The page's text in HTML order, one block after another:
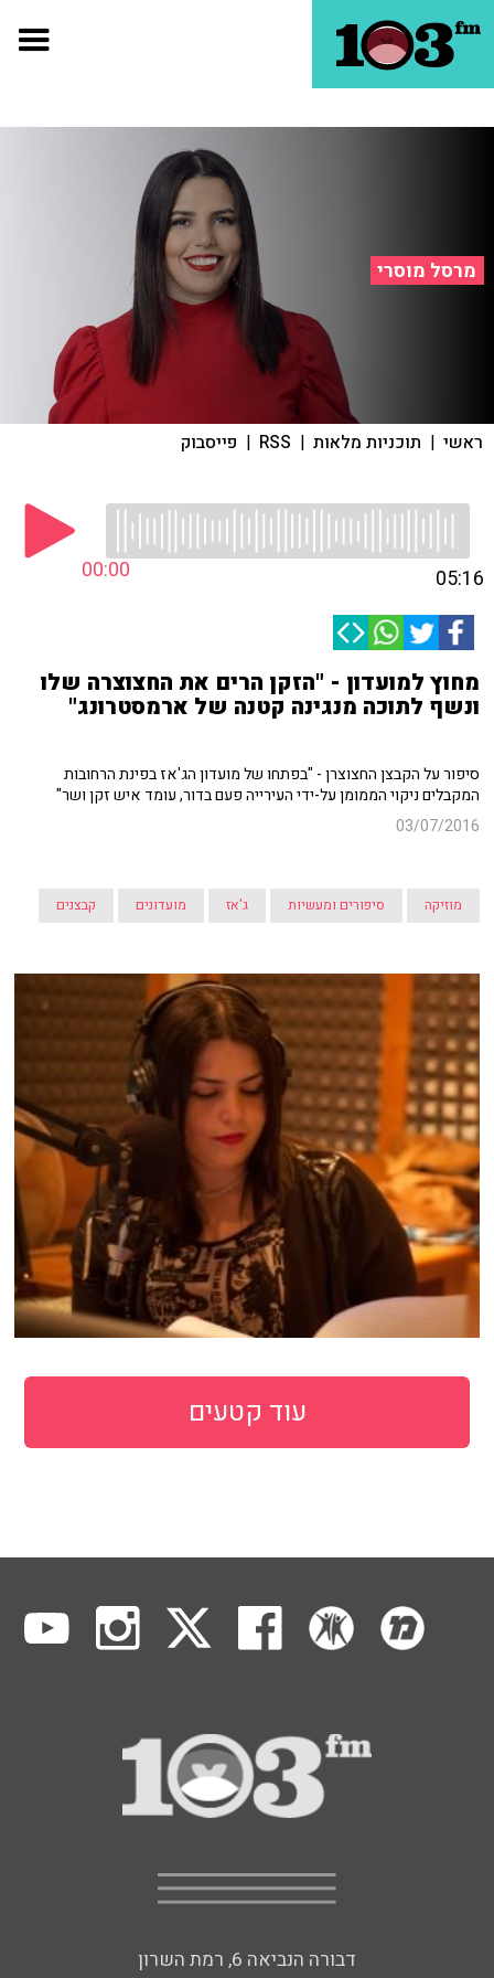
מרסל מוסרי
ראשי | תוכניות מלאות |
RSS
| פייסבוק
00:00 05:16
מחוץ למועדון - "הזקן הרים את החצוצרה שלו
ונשף לתוכה מנגינה קטנה של ארמסטרונג"
סיפור על הקבצן החצוצרן - "בפתחו של מועדון הג'אז בפינת הרחובות
המקבלים ניקוי הממומן על-ידי העירייה פעם בדור, עומד איש זקן ושר"
03/07/2016
מוזיקה סיפורים ומעשיות ג'אז מועדונים קבצנים
עוד קטעים
דבורה הנביאה 6, רמת השרון